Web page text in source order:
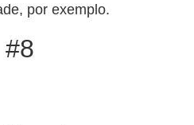
por exemplo.